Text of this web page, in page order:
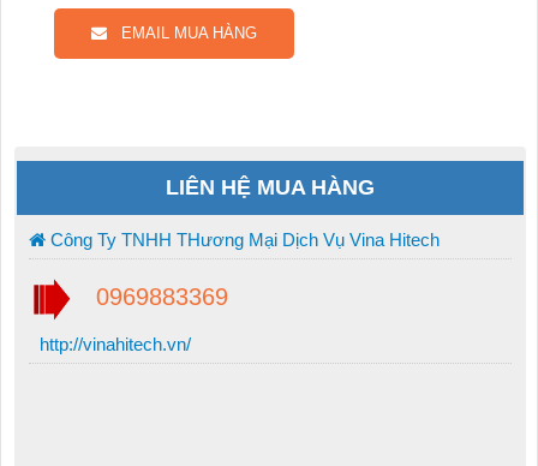
EMAIL MUA HÀNG
LIÊN HỆ MUA HÀNG
Công Ty TNHH THương Mại Dịch Vụ Vina Hitech
0969883369
http://vinahitech.vn/